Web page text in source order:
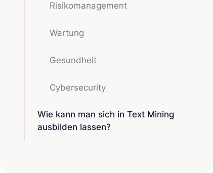
Risikomanagement
Wartung
Gesundheit
Cybersecurity
Wie kann man sich in Text Mining
ausbilden lassen?